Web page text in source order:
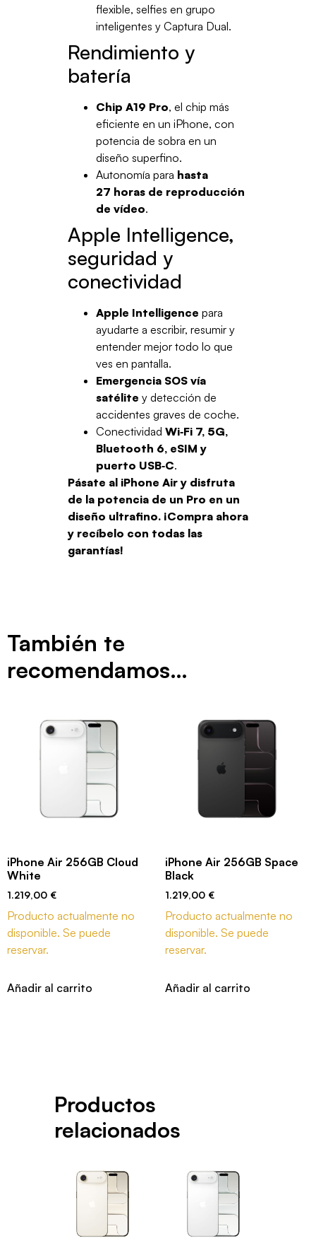
flexible, selfies en grupo
inteligentes y Captura Dual.
Rendimiento y
batería
Chip A19 Pro, el chip más
eficiente en un iPhone, con
potencia de sobra en un
diseño superfino.
Autonomía para hasta
27 horas de reproducción
de vídeo.
Apple Intelligence,
seguridad y
conectividad
Apple Intelligence para
ayudarte a escribir, resumir y
entender mejor todo lo que
ves en pantalla.
Emergencia SOS vía
satélite y detección de
accidentes graves de coche.
Conectividad Wi‑Fi 7, 5G,
Bluetooth 6, eSIM y
puerto USB‑C.
Pásate al iPhone Air y disfruta
de la potencia de un Pro en un
diseño ultrafino. ¡Compra ahora
y recíbelo con todas las
garantías!
También te
recomendamos…
iPhone Air 256GB Cloud
White
1.219,00 €
Producto actualmente no
disponible. Se puede
reservar.
Añadir al carrito
iPhone Air 256GB Space
Black
1.219,00 €
Producto actualmente no
disponible. Se puede
reservar.
Añadir al carrito
Productos
relacionados